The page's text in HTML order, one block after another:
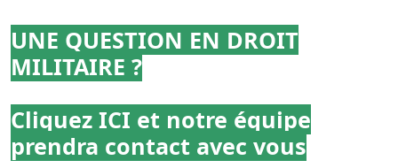
UNE QUESTION EN DROIT
MILITAIRE ?
Cliquez ICI et notre équipe
prendra contact avec vous